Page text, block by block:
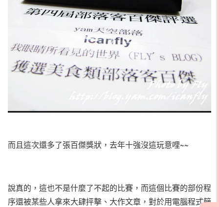
而且這次還多了張百傑獎狀，去年十強沒這玩意哩~~
說真的，這也不是什麼了不起的比賽，而這個比賽的部份程
序還被某些人拿來大肆抨擊、大作文章，對於用電腦程式篩